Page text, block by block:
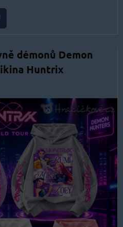
démonů Demon
Huntrix